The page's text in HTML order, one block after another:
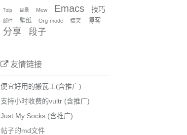
7zip 目录 Mew Emacs 技巧
邮件 壁纸 Org-mode 搞笑 博客
分享 段子
友情链接
便宜好用的搬瓦工(含推广)
支持小时收费的vultr (含推广)
Just My Socks (含推广)
帖子的md文件